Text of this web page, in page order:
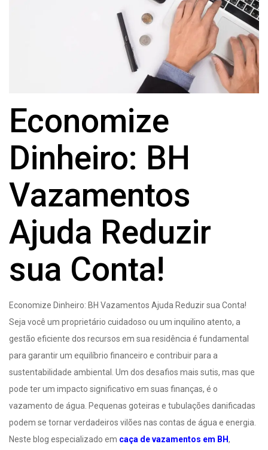
Economize
Dinheiro: BH
Vazamentos
Ajuda Reduzir
sua Conta!
Economize Dinheiro: BH Vazamentos Ajuda Reduzir sua Conta!
Seja você um proprietário cuidadoso ou um inquilino atento, a
gestão eficiente dos recursos em sua residência é fundamental
para garantir um equilíbrio financeiro e contribuir para a
sustentabilidade ambiental. Um dos desafios mais sutis, mas que
pode ter um impacto significativo em suas finanças, é o
vazamento de água. Pequenas goteiras e tubulações danificadas
podem se tornar verdadeiros vilões nas contas de água e energia.
Neste blog especializado em caça de vazamentos em BH,